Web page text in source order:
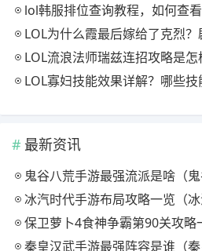
lol韩服排位查询教程，如何查
LOL为什么霞最后嫁给了克烈？
LOL流浪法师瑞兹连招攻略是怎
LOL寡妇技能效果详解？哪些技
最新资讯
鬼谷八荒手游最强流派是啥（鬼
冰汽时代手游布局攻略一览（冰汽时
保卫萝卜4食神争霸第90关攻略一览大全（保
秦皇汉武手游最强阵容是谁（秦皇